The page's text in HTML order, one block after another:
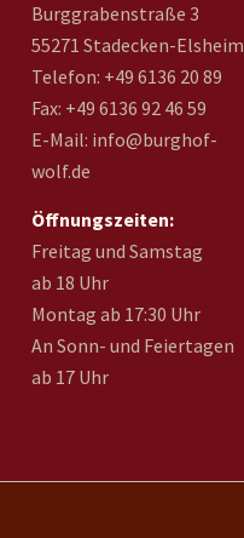
Burggrabenstraße 3
55271 Stadecken-Elsheim
Telefon: +49 6136 20 89
Fax: +49 6136 92 46 59
E-Mail: info@burghof-
wolf.de
Öffnungszeiten:
Freitag und Samstag
ab 18 Uhr
Montag ab 17:30 Uhr
An Sonn- und Feiertagen
ab 17 Uhr